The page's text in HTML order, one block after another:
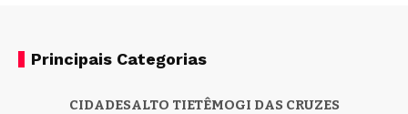
Principais Categorias
CIDADESALTO TIETÊMOGI DAS CRUZES